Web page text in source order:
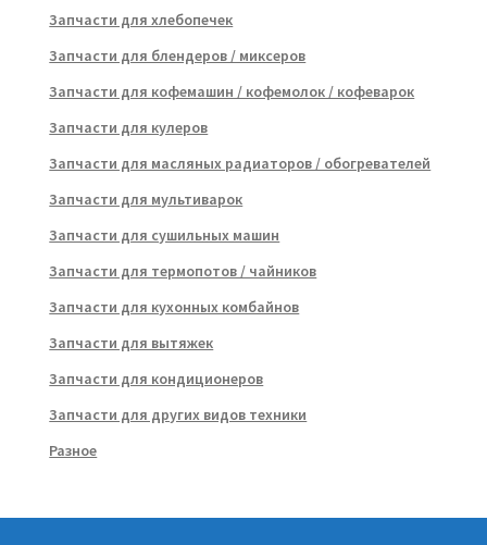
Запчасти для хлебопечек
Запчасти для блендеров / миксеров
Запчасти для кофемашин / кофемолок / кофеварок
Запчасти для кулеров
Запчасти для масляных радиаторов / обогревателей
Запчасти для мультиварок
Запчасти для сушильных машин
Запчасти для термопотов / чайников
Запчасти для кухонных комбайнов
Запчасти для вытяжек
Запчасти для кондиционеров
Запчасти для других видов техники
Разное